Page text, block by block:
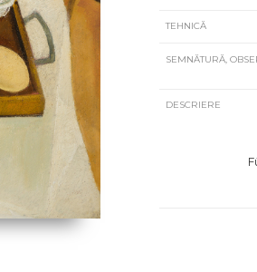
TEHNICĂ
SEMNĂTURĂ,
DESCRIERE